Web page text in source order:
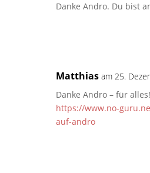
Danke Andro. Du bist
Matthias am 25.
Danke Andro – für alles!
https://www.no-
auf-andro